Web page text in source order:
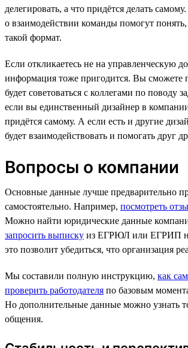
делегировать, а что придётся делать
о взаимодействии команды помогут
такой формат.
Если откликаетесь не на управленческую
информация тоже пригодится. Вы сможете
будет советоваться с коллегами по поводу
если вы единственный дизайнер в
придётся самому. А если есть и другие
будет взаимодействовать и помогать друг
Вопросы о компании
Основные данные лучше предварительно
самостоятельно. Например, посмотреть
Можно найти юридические данные
запросить выписку из ЕГРЮЛ или ЕГРИП
это позволит убедиться, что организация
Мы составили полную инструкцию, как
проверить работодателя по базовым
Но дополнительные данные можно узнать
общения.